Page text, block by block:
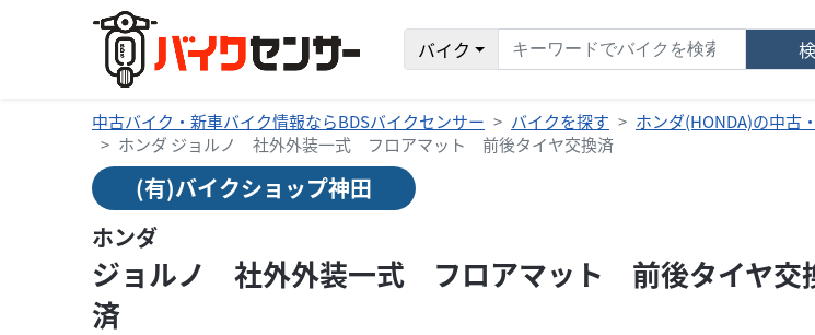
バイク
中古バイク・新車バイク情報ならBDSバイクセンサー バイクを探す ホンダ(HONDA)の中古
ホンダ ジョルノ 社外外装一式 フロアマット 前後タイヤ交換済
(有)バイクショップ神田
ホンダ
ジョルノ 社外外装一式 フロアマット 前後タイヤ交
済